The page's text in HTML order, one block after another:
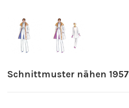
Schnittmuster nähen 1957